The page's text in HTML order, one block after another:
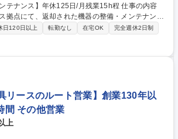
ンス】年休125日/月残業15h程 仕事の内容
拠点にて、返却された機器の整備・メンテナンス
LED機器のメンテナンスを行います。工事現場で
をお任せいたします ■顧客先から返却さ
ン,スマートデバイス,複合機など)の検品・整備・
るかの確認を含む点検と,次の出荷に向けた修復作
デジタルサイネージ・LED機器の定期メンテナ
備を通じて企業のレンタルサービスを支えるポジ
日120日以上 転勤なし 在宅OK
完全週休2日制
リースのルート営業】創業130年以
間 その他営業
上